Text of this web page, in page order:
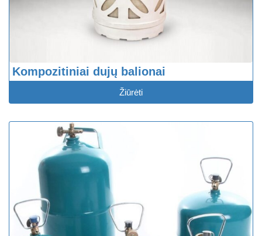
Kompozitiniai dujų balionai
Žiūrėti